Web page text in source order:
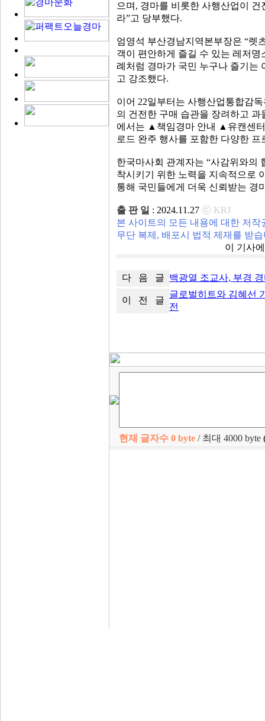
으며, 경마를 비롯한 사행산업이
라”고 당부했다.
엄영석 부산경남지역본부장은 “렛
객이 편안하게 즐길 수 있는 레저
례처럼 경마가 국민 누구나 즐기는
고 강조했다.
이어 22일부터는 사행산업통합감
의 건전한 구매 습관을 장려하고
에서는 ▲책임경마 안내 ▲유캔센
로드 완주 행사를 포함한 다양한
한국마사회 관계자는 “사감위와의
착시키기 위한 노력을 지속적으로
통해 국민들에게 더욱 신뢰받는 경
출 판 일 : 2024.11.27 ⓒ KRJ
본 사이트의 모든 내용에 대한 저
무단 복제, 배포시 법적 제재를 받
이 기사
다 음 글 백광열 조교사, 부경
이 전 글
글로벌히트와 김혜선
전
현재 글자수 0 byte / 최대 4000 byte